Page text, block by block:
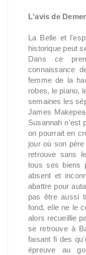
L'avis de
La Belle et
historique peut
Dans ce
connaissance
femme de la
robes, le piano,
semaines les
James
Susannah n'est
on pourrait en
jour où son
retrouve sans
tous ses biens
absent et
abattre pour
pas être aussi
fond, elle ne le
alors recueillie
se retrouve à
faisant fi des
épreuve au